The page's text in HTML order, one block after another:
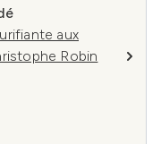
aux
Robin